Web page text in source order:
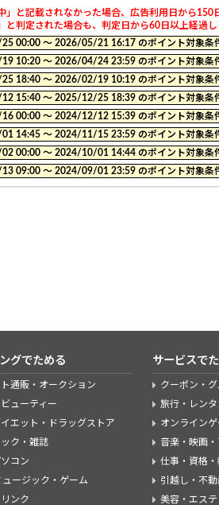
」と記載されなかった場合、広告利用日から150
と判定された場合も、判定日から60日以上経過
00:00 〜 2026/05/21 16:17 のポイント対象条
10:20 〜 2026/04/24 23:59 のポイント対象条
18:40 〜 2026/02/19 10:19 のポイント対象条
15:40 〜 2025/12/25 18:39 のポイント対象条
00:00 〜 2024/12/12 15:39 のポイント対象条
14:45 〜 2024/11/15 23:59 のポイント対象条
00:00 〜 2024/10/01 14:44 のポイント対象条
09:00 〜 2024/09/01 23:59 のポイント対象条
グでためる
通販・オークション
ューティー
エット・ドラッグストア
ク・雑誌
コン
ュージック・ゲーム
ンク
サービスで
クーポン・グ
旅行・レンタ
オンライン
音楽・映画・
仕事・資格・
引越し・不動
美容・エステ